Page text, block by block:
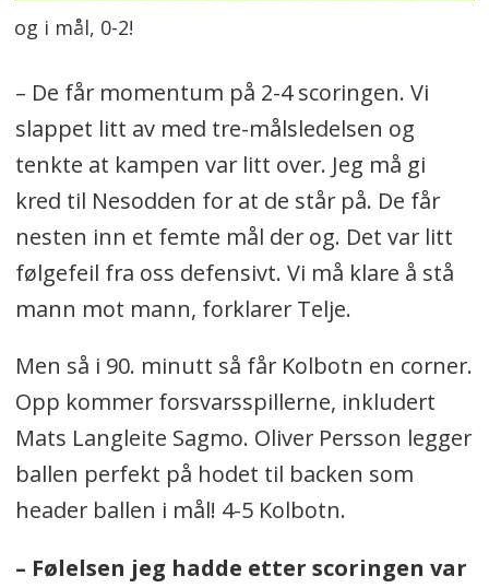
og i mål, 0-2!
– De får momentum på 2-4 scoringen. Vi
slappet litt av med tre-målsledelsen og
tenkte at kampen var litt over. Jeg må gi
kred til Nesodden for at de står på. De får
nesten inn et femte mål der og. Det var litt
følgefeil fra oss defensivt. Vi må klare å stå
mann mot mann, forklarer Telje.
Men så i 90. minutt så får Kolbotn en corner.
Opp kommer forsvarsspillerne, inkludert
Mats Langleite Sagmo. Oliver Persson legger
ballen perfekt på hodet til backen som
header ballen i mål! 4-5 Kolbotn.
– Følelsen jeg hadde etter scoringen var